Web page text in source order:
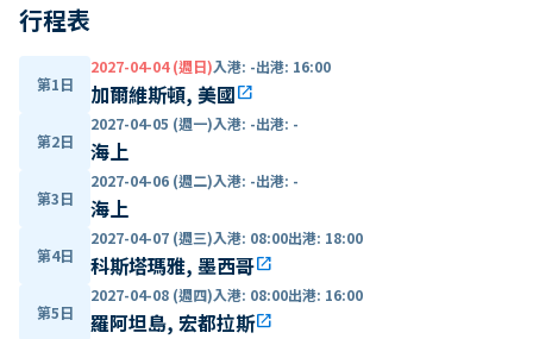
行程表
第1日
2027-04-04 (週日)入港: -出港: 16:00
加爾維斯頓, 美國open_in_new
第2日
2027-04-05 (週一)入港: -出港: -
海上
第3日
2027-04-06 (週二)入港: -出港: -
海上
第4日
2027-04-07 (週三)入港: 08:00出港: 18:00
科斯塔瑪雅, 墨西哥open_in_new
第5日
2027-04-08 (週四)入港: 08:00出港: 16:00
羅阿坦島, 宏都拉斯open_in_new